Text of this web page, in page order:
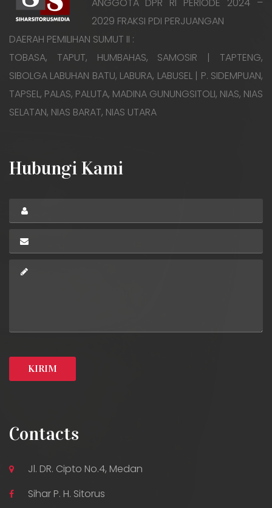
2029 FRAKSI PDI PERJUANGAN
DAERAH PEMILIHAN SUMUT II :
TOBASA, TAPUT, HUMBAHAS, SAMOSIR | TAPTENG,
SIBOLGA LABUHAN BATU, LABURA, LABUSEL | P. SIDEMPUAN,
TAPSEL, PALAS, PALUTA, MADINA GUNUNGSITOLI, NIAS, NIAS
SELATAN, NIAS BARAT, NIAS UTARA
Hubungi Kami
Contacts
Jl. DR. Cipto No.4, Medan
Sihar P. H. Sitorus